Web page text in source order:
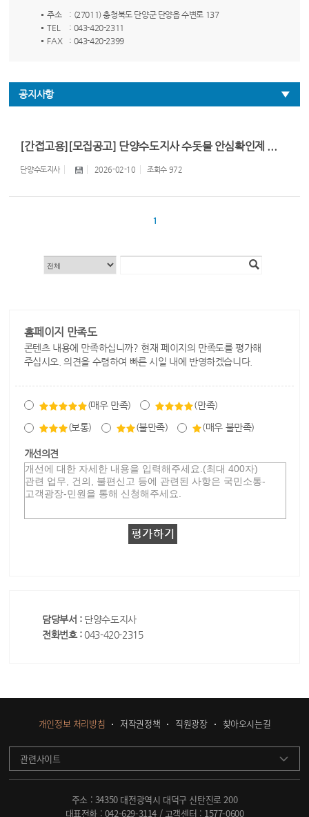
주소
: (27011) 충청북도 단양군 단양읍 수변로 137
TEL
: 043-420-2311
FAX
: 043-420-2399
공지사항
[간접고용][모집공고] 단양수도지사 수돗물 안심확인제 ...
단양수도지사 2026-02-10 조회수 972
1
홈페이지 만족도
콘텐츠 내용에 만족하십니까? 현재 페이지의 만족도를 평가해
주십시오. 의견을 수렴하여 빠른 시일 내에 반영하겠습니다.
(매우 만족) (만족)
(보통) (불만족) (매우 불만족)
개선의견
담당부서 : 단양수도지사
전화번호 : 043-420-2315
개인정보 처리방침 저작권정책 직원광장 찾아오시는길
관련사이트
주소 : 34350 대전광역시 대덕구 신탄진로 200
대표전화 : 042-629-3114 / 고객센터 : 1577-0600